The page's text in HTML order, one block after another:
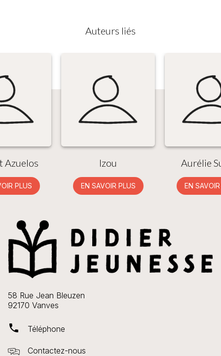
Auteurs liés
Azuelos
PLUS
Izou
EN SAVOIR PLUS
Aurélie
EN
58 Rue Jean Bleuzen
92170 Vanves
phone Téléphone
Contactez-nous